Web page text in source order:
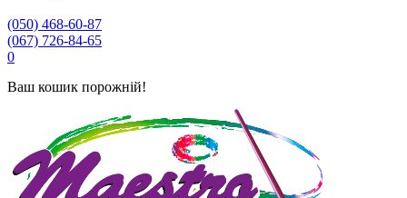
(050) 468-60-87
(067) 726-84-65
0
Ваш кошик порожній!